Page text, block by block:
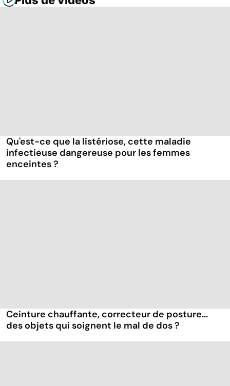
Qu'est-ce que la listériose, cette maladie
infectieuse dangereuse pour les femmes
enceintes ?
Ceinture chauffante, correcteur de posture...
des objets qui soignent le mal de dos ?